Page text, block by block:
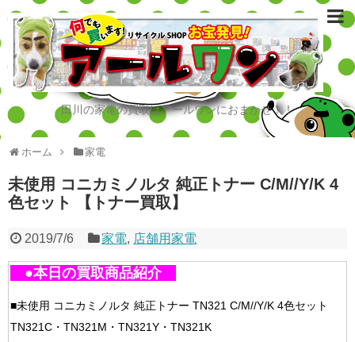
田川の家電の買取はアールワンにおまかせ！！
ホーム 家電
未使用 コニカミノルタ 純正トナー C/M//Y/K 4
色セット 【トナー買取】
2019/7/6 家電, 店舗用家電
●本日の買取商品紹介
■未使用 コニカミノルタ 純正トナー TN321 C/M//Y/K 4色セット
TN321C・TN321M・TN321Y・TN321K